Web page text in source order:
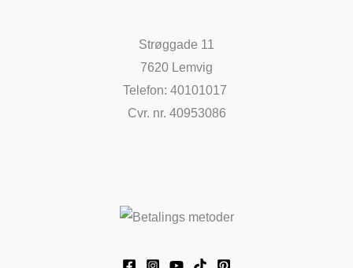
Strøggade 11
7620 Lemvig
Telefon: 40101017
Cvr. nr. 40953086